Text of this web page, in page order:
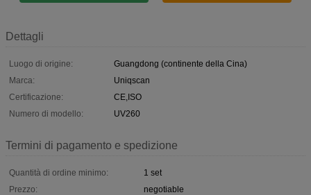
Dettagli
Luogo di origine:
Guangdong (continente della Cina)
Marca:
Uniqscan
Certificazione:
CE,ISO
Numero di modello:
UV260
Termini di pagamento e spedizione
Quantità di ordine minimo:
1 set
Prezzo:
negotiable